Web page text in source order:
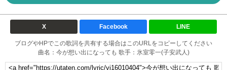
X Facebook LINE
ブログやHPでこの歌詞を共有する場合はこのURLをコピーしてください
曲名：今が想い出になっても 歌手：氷室零一(子安武人)